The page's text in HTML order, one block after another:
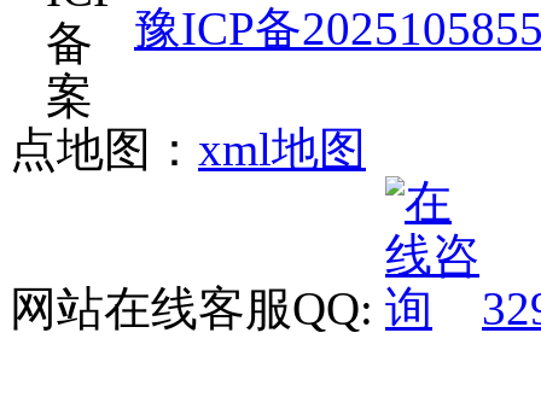
豫ICP备
点地图： xml地图
网站在线客服QQ: